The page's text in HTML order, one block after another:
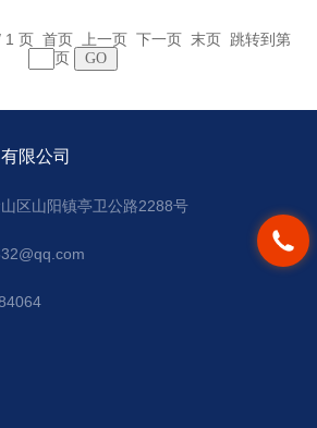
1 页 首页 上一页 下一页 末页 跳转到第
页
限公司
区山阳镇亭卫公路2288号